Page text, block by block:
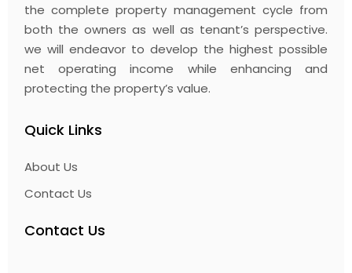
the complete property management cycle from
both the owners as well as tenant’s perspective.
we will endeavor to develop the highest possible
net operating income while enhancing and
protecting the property’s value.
Quick Links
About Us
Contact Us
Contact Us